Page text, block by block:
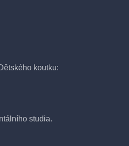
koutku:
studia.